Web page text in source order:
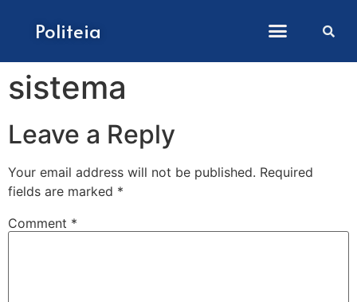
Politeia
sistema
Leave a Reply
Your email address will not be published. Required
fields are marked *
Comment *